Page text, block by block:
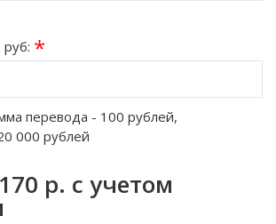
*
перевода - 100 рублей,
000 рублей
170 р. с учетом